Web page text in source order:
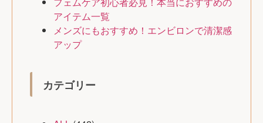
アイテム一覧
メンズにもおすすめ！エンビロンで清潔感
アップ
カテゴリー